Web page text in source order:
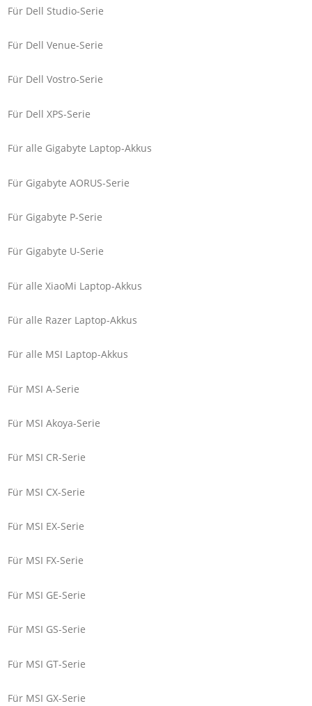
Für Dell Studio-Serie
Für Dell Venue-Serie
Für Dell Vostro-Serie
Für Dell XPS-Serie
Für alle Gigabyte Laptop-Akkus
Für Gigabyte AORUS-Serie
Für Gigabyte P-Serie
Für Gigabyte U-Serie
Für alle XiaoMi Laptop-Akkus
Für alle Razer Laptop-Akkus
Für alle MSI Laptop-Akkus
Für MSI A-Serie
Für MSI Akoya-Serie
Für MSI CR-Serie
Für MSI CX-Serie
Für MSI EX-Serie
Für MSI FX-Serie
Für MSI GE-Serie
Für MSI GS-Serie
Für MSI GT-Serie
Für MSI GX-Serie